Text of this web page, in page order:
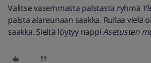
Valitse vasemmasta palstasta ryhmä
palsta alareunaan saakka. Rullaa vielä
saakka. Sieltä löytyy nappiAsetusten